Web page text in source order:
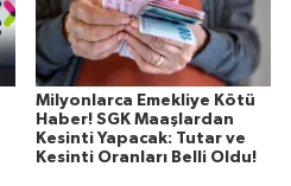
Milyonlarca Emekliye Kötü
Haber! SGK Maaşlardan
Kesinti Yapacak: Tutar ve
Kesinti Oranları Belli Oldu!